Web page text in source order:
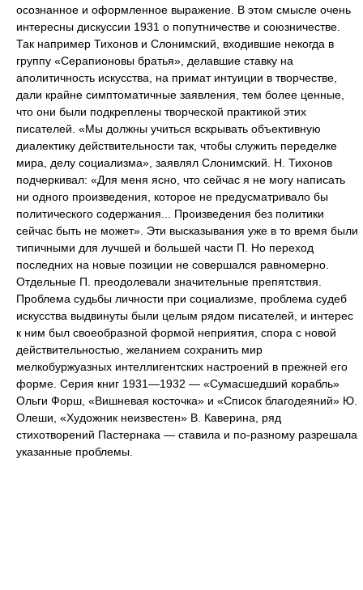
осознанное и оформленное выражение. В этом смысле очень
интересны дискуссии 1931 о попутничестве и союзничестве.
Так например Тихонов и Слонимский, входившие некогда в
группу «Серапионовы братья», делавшие ставку на
аполитичность искусства, на примат интуиции в творчестве,
дали крайне симптоматичные заявления, тем более ценные,
что они были подкреплены творческой практикой этих
писателей. «Мы должны учиться вскрывать объективную
диалектику действительности так, чтобы служить переделке
мира, делу социализма», заявлял Слонимский. Н. Тихонов
подчеркивал: «Для меня ясно, что сейчас я не могу написать
ни одного произведения, которое не предусматривало бы
политического содержания... Произведения без политики
сейчас быть не может». Эти высказывания уже в то время были
типичными для лучшей и большей части П. Но переход
последних на новые позиции не совершался равномерно.
Отдельные П. преодолевали значительные препятствия.
Проблема судьбы личности при социализме, проблема судеб
искусства выдвинуты были целым рядом писателей, и интерес
к ним был своеобразной формой неприятия, спора с новой
действительностью, желанием сохранить мир
мелкобуржуазных интеллигентских настроений в прежней его
форме. Серия книг 1931—1932 — «Сумасшедший корабль»
Ольги Форш, «Вишневая косточка» и «Список благодеяний» Ю.
Олеши, «Художник неизвестен» В. Каверина, ряд
стихотворений Пастернака — ставила и по-разному разрешала
указанные проблемы.